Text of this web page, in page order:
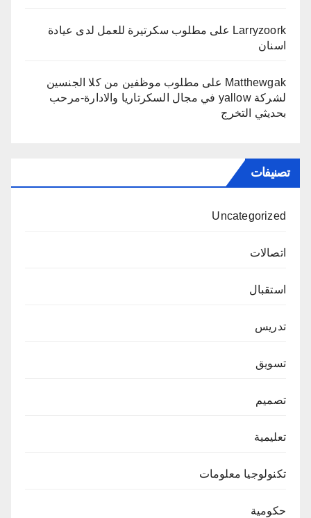
Larryzoork على مطلوب سكرتيرة للعمل لدى عيادة
اسنان
Matthewgak على مطلوب موظفين من كلا الجنسين
لشركة yallow في مجال السكرتاريا والادارة-مرحب
بحديثي التخرج
تصنيفات
Uncategorized
اتصالات
استقبال
تدريس
تسويق
تصميم
تعليمية
تكنولوجيا معلومات
حكومية